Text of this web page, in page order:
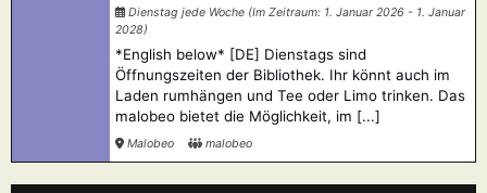
Dienstag jede Woche (Im Zeitraum: 1. Januar 2026 - 1. Januar
2028)
*English below* [DE] Dienstags sind
Öffnungszeiten der Bibliothek. Ihr könnt auch im
Laden rumhängen und Tee oder Limo trinken. Das
malobeo bietet die Möglichkeit, im [...]
Malobeo malobeo